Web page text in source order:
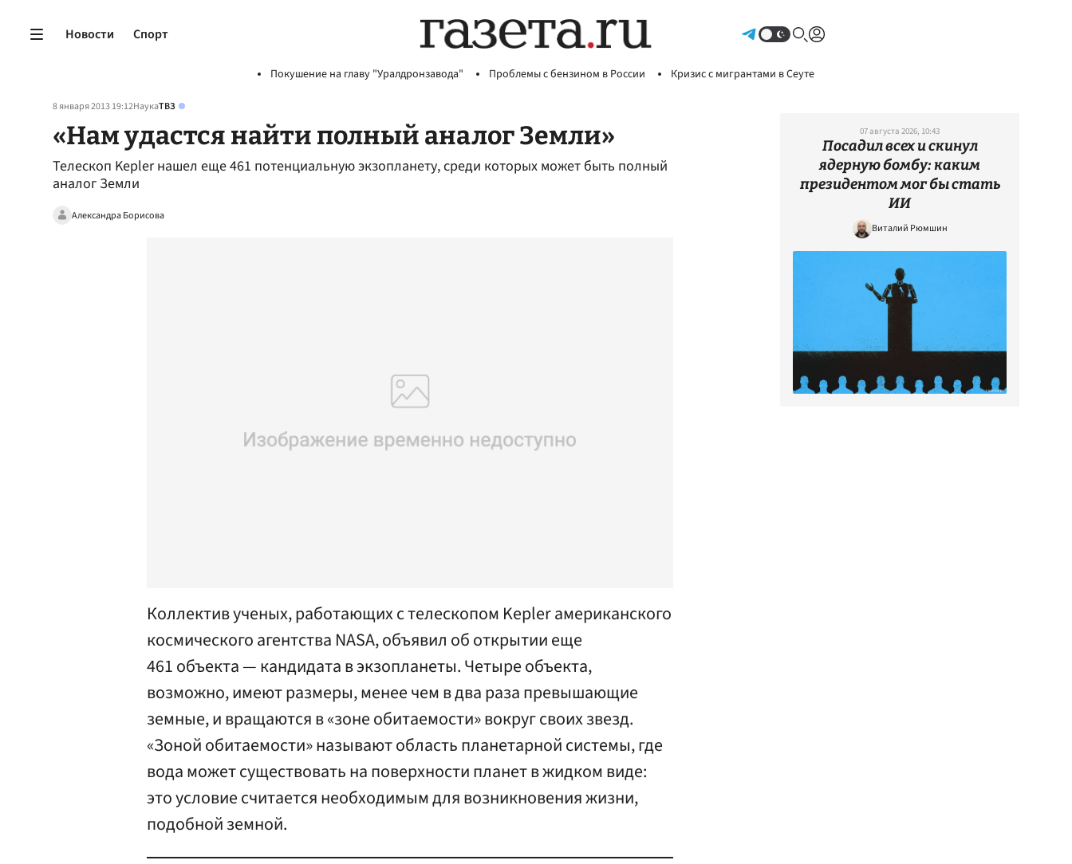
Новости Спорт
Покушение на главу "Уралдронзавода" Проблемы с бензином в России Кризис с мигрантами в Сеуте
8 января 2013 19:12НаукаТВЗ
«Нам удастся найти полный аналог Земли»
Телескоп Kepler нашел еще 461 потенциальную экзопланету, среди которых может быть полный
аналог Земли
Александра Борисова
Коллектив ученых, работающих с телескопом Kepler американского
космического агентства NASA, объявил об открытии еще
461 объекта — кандидата в экзопланеты. Четыре объекта,
возможно, имеют размеры, менее чем в два раза превышающие
земные, и вращаются в «зоне обитаемости» вокруг своих звезд.
«Зоной обитаемости» называют область планетарной системы, где
вода может существовать на поверхности планет в жидком виде:
это условие считается необходимым для возникновения жизни,
подобной земной.
07 августа 2026, 10:43
Посадил всех и скинул
ядерную бомбу: каким
президентом мог бы стать
ИИ
Виталий Рюмшин